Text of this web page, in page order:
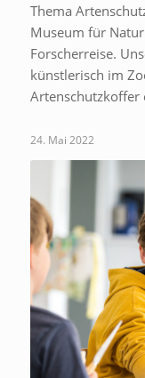
Thema
Museum für
Forscherreise.
künstlerisch im
Artenschutzkoffer
24. Mai 2022